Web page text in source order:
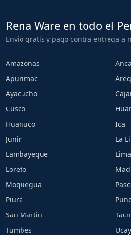
Rena Ware en todo el
Envio gratis y pago contra entrega a
Amazonas
Apurimac
Ayacucho
Cusco
Huanuco
Ica
Junin
La
Lambayeque
Lima
Loreto
Moquegua
Piura
San Martin
Tumbes